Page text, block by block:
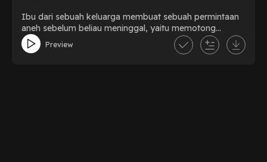
Ibu dari sebuah keluarga membuat sebuah permintaan
aneh sebelum beliau meninggal, yaitu memotong
kambing besar.Yang jadi masalah adalah, ketika si
keluarga ini tidak bisa memenuhi permintaan ini
Preview